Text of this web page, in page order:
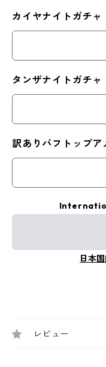
カイヤナイトガチャ
タンザナイトガチャ
訳ありバフトップア
日本
レビュー